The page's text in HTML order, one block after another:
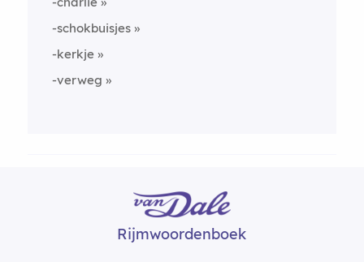
-schokbuisjes
-kerkje
-verweg
Rijmwoordenboek